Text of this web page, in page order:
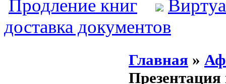
Продление книг
доставка документов
Главная »
Презентация